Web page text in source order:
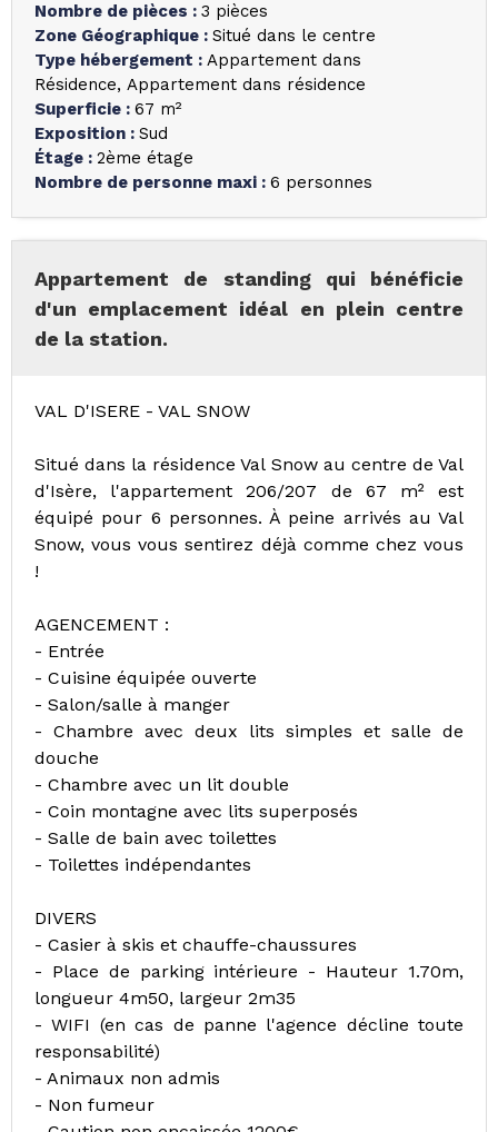
Nombre de pièces : 3 pièces
Zone Géographique : Situé dans le centre
Type hébergement : Appartement dans
Résidence Appartement dans résidence
Superficie : 67 m²
Exposition : Sud
Étage : 2ème étage
Nombre de personne maxi : 6 personnes
Appartement de standing qui bénéficie
d'un emplacement idéal en plein centre
de la station.
VAL D'ISERE - VAL SNOW
Situé dans la résidence Val Snow au centre de Val
d'Isère, l'appartement 206/207 de 67 m² est
équipé pour 6 personnes. À peine arrivés au Val
Snow, vous vous sentirez déjà comme chez vous
!
AGENCEMENT :
- Entrée
- Cuisine équipée ouverte
- Salon/salle à manger
- Chambre avec deux lits simples et salle de
douche
- Chambre avec un lit double
- Coin montagne avec lits superposés
- Salle de bain avec toilettes
- Toilettes indépendantes
DIVERS
- Casier à skis et chauffe-chaussures
- Place de parking intérieure - Hauteur 1.70m,
longueur 4m50, largeur 2m35
- WIFI (en cas de panne l'agence décline toute
responsabilité)
- Animaux non admis
- Non fumeur